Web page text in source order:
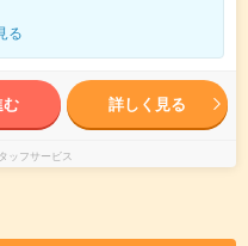
る
む 詳しく見る
ッフサービス